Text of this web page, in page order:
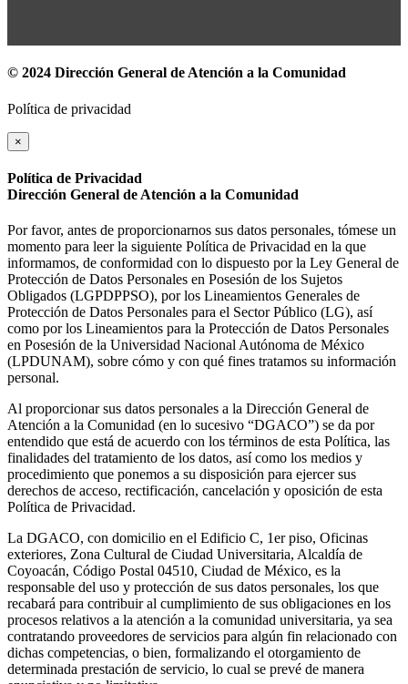
© 2024 Dirección General de Atención a la Comunidad
Política de privacidad
×
Política de Privacidad
Dirección General de Atención a la Comunidad
Por favor, antes de proporcionarnos sus datos personales, tómese un
momento para leer la siguiente Política de Privacidad en la que
informamos, de conformidad con lo dispuesto por la Ley General de
Protección de Datos Personales en Posesión de los Sujetos
Obligados (LGPDPPSO), por los Lineamientos Generales de
Protección de Datos Personales para el Sector Público (LG), así
como por los Lineamientos para la Protección de Datos Personales
en Posesión de la Universidad Nacional Autónoma de México
(LPDUNAM), sobre cómo y con qué fines tratamos su información
personal.
Al proporcionar sus datos personales a la Dirección General de
Atención a la Comunidad (en lo sucesivo “DGACO”) se da por
entendido que está de acuerdo con los términos de esta Política, las
finalidades del tratamiento de los datos, así como los medios y
procedimiento que ponemos a su disposición para ejercer sus
derechos de acceso, rectificación, cancelación y oposición de esta
Política de Privacidad.
La DGACO, con domicilio en el Edificio C, 1er piso, Oficinas
exteriores, Zona Cultural de Ciudad Universitaria, Alcaldía de
Coyoacán, Código Postal 04510, Ciudad de México, es la
responsable del uso y protección de sus datos personales, los que
recabará para contribuir al cumplimiento de sus obligaciones en los
procesos relativos a la atención a la comunidad universitaria, ya sea
contratando proveedores de servicios para algún fin relacionado con
dichas competencias, o bien, formalizando el otorgamiento de
determinada prestación de servicio, lo cual se prevé de manera